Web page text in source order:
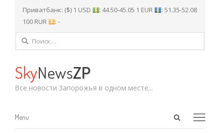
Приватбанк: ($) 1 USD : 44.50-45.05 1 EUR
: 51.35-52.08
100 RUR
: -
Найти:
SkyNewsZP
Все новости Запорожья в одном месте...
Open
Menu
Menu